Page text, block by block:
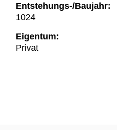
Entstehungs-/Baujahr:
1024
Eigentum:
Privat